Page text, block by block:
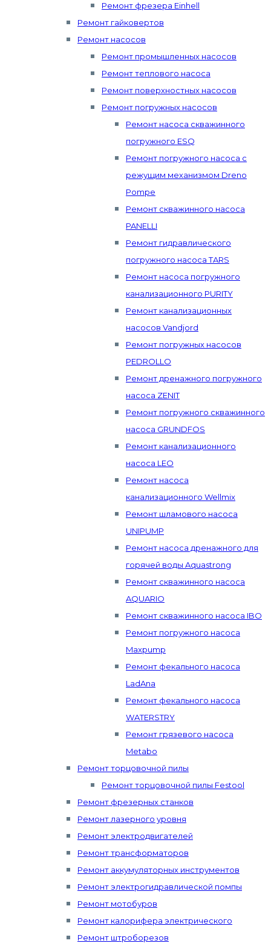
Ремонт фрезера Einhell
Ремонт гайковертов
Ремонт насосов
Ремонт промышленных насосов
Ремонт теплового насоса
Ремонт поверхностных насосов
Ремонт погружных насосов
Ремонт насоса скважинного
погружного ESQ
Ремонт погружного насоса с
режущим механизмом Dreno
Pompe
Ремонт скважинного насоса
PANELLI
Ремонт гидравлического
погружного насоса TARS
Ремонт насоса погружного
канализационного PURITY
Ремонт канализационных
насосов Vandjord
Ремонт погружных насосов
PEDROLLO
Ремонт дренажного погружного
насоса ZENIT
Ремонт погружного скважинного
насоса GRUNDFOS
Ремонт канализационного
насоса LEO
Ремонт насоса
канализационного Wellmix
Ремонт шламового насоса
UNIPUMP
Ремонт насоса дренажного для
горячей воды Aquastrong
Ремонт скважинного насоса
AQUARIO
Ремонт скважинного насоса IBO
Ремонт погружного насоса
Maxpump
Ремонт фекального насоса
LadAna
Ремонт фекального насоса
WATERSTRY
Ремонт грязевого насоса
Metabo
Ремонт торцовочной пилы
Ремонт торцовочной пилы Festool
Ремонт фрезерных станков
Ремонт лазерного уровня
Ремонт электродвигателей
Ремонт трансформаторов
Ремонт аккумуляторных инструментов
Ремонт электрогидравлической помпы
Ремонт мотобуров
Ремонт калорифера электрического
Ремонт штроборезов